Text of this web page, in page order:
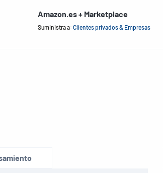
Amazon.es + Marketplace
Suministra a: Clientes privados & Empresas